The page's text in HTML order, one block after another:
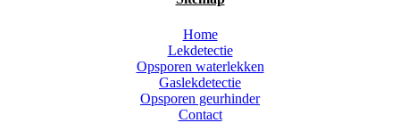
Home
Lekdetectie
Opsporen waterlekken
Gaslekdetectie
Opsporen geurhinder
Contact